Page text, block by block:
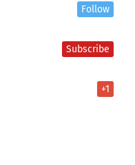
Follow
Subscribe
+1